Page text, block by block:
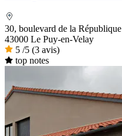
30, boulevard de la République
43000 Le Puy-en-Velay
5 /5 (3 avis)
top notes